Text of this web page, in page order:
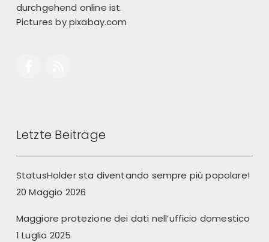
durchgehend online ist.
Pictures bypixabay.com
Letzte Beiträge
StatusHolder sta diventando sempre più popolare!
20 Maggio 2026
Maggiore protezione dei dati nell’ufficio domestico
1 Luglio 2025